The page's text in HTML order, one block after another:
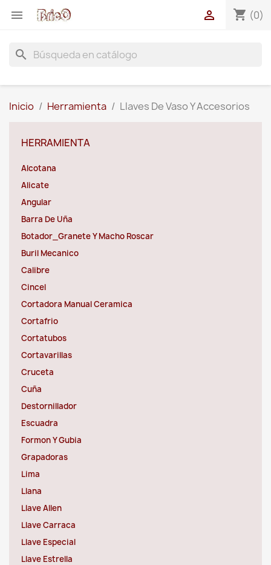
 shopping_cart (0)

search
Inicio Herramienta Llaves De Vaso Y Accesorios
HERRAMIENTA
Alcotana
Alicate
Angular
Barra De Uña
Botador_Granete Y Macho Roscar
Buril Mecanico
Calibre
Cincel
Cortadora Manual Ceramica
Cortafrio
Cortatubos
Cortavarillas
Cruceta
Cuña
Destornillador
Escuadra
Formon Y Gubia
Grapadoras
Lima
Llana
Llave Allen
Llave Carraca
Llave Especial
Llave Estrella